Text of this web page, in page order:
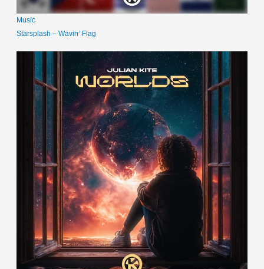
Music
Starsplash – Wavin‘ Flag